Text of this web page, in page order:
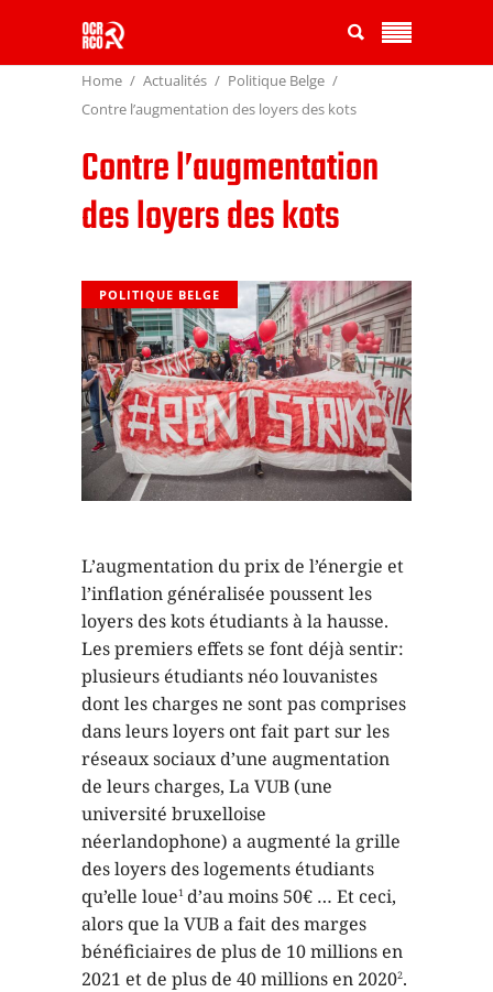
Home Actualités
Politique Belge
Contre l’augmentation des loyers des kots
Contre l’augmentation
des loyers des kots
POLITIQUE BELGE
L’augmentation du prix de l’énergie et
l’inflation généralisée poussent les
loyers des kots étudiants à la hausse.
Les premiers effets se font déjà sentir:
plusieurs étudiants néo louvanistes
dont les charges ne sont pas comprises
dans leurs loyers ont fait part sur les
réseaux sociaux d’une augmentation
de leurs charges, La VUB (une
université bruxelloise
néerlandophone) a augmenté la grille
des loyers des logements étudiants
qu’elle loue1 d’au moins 50€ … Et ceci,
alors que la VUB a fait des marges
bénéficiaires de plus de 10 millions en
2021 et de plus de 40 millions en 20202.